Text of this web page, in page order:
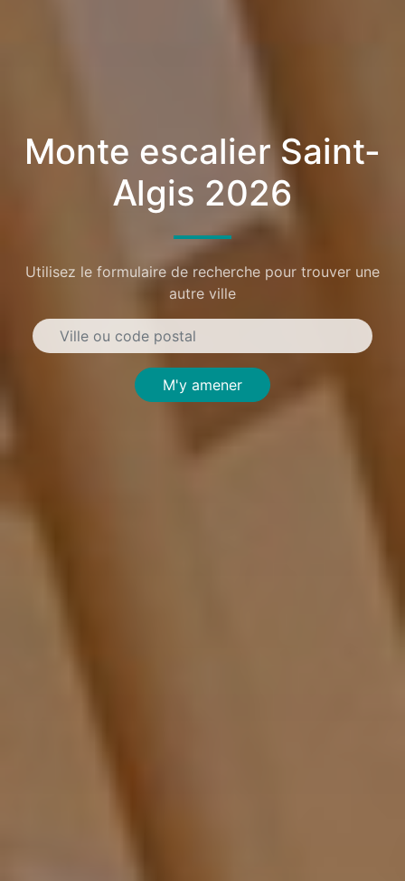
Monte escalier Saint-
Algis 2026
Utilisez le formulaire de recherche pour trouver une
autre ville
M'y amener